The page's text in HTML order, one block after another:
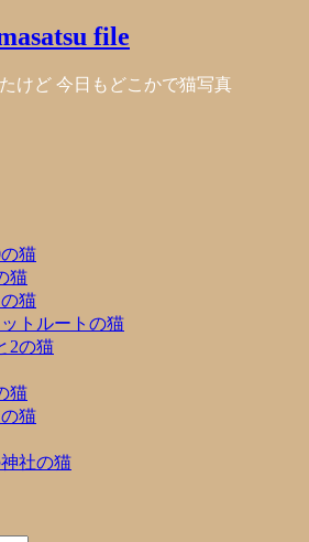
file
けど 今日もどこかで猫写真
猫
猫
猫
トルートの猫
2の猫
猫
猫
社の猫